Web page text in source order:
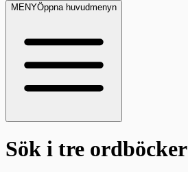
MENYÖppna huvudmenyn
Sök i tre ordböcker